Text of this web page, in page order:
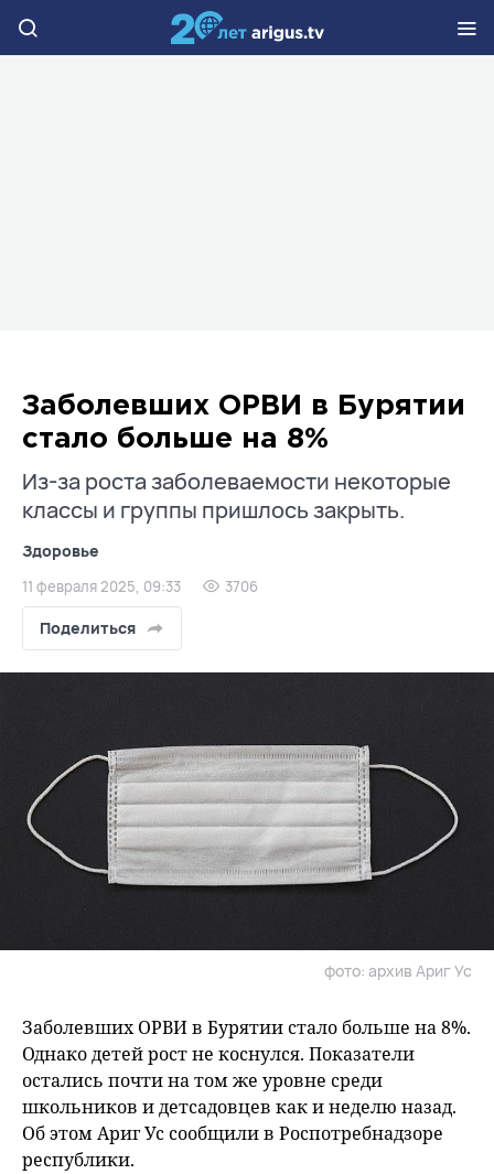
Заболевших ОРВИ в Бурятии
стало больше на 8%
Из-за роста заболеваемости некоторые
классы и группы пришлось закрыть.
Здоровье
11 февраля 2025, 09:33 3706
Поделиться
фото: архив Ариг Ус
Заболевших ОРВИ в Бурятии стало больше на 8%.
Однако детей рост не коснулся. Показатели
остались почти на том же уровне среди
школьников и детсадовцев как и неделю назад.
Об этом Ариг Ус сообщили в Роспотребнадзоре
республики.